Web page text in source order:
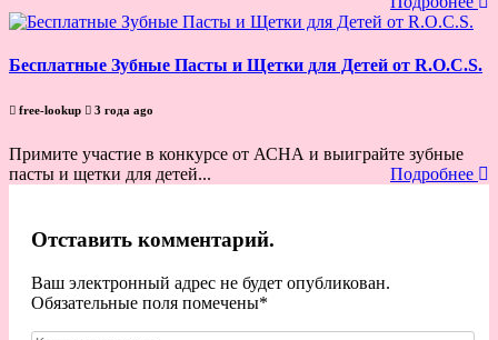
Бесплатные Зубные Пасты и Щетки для Детей от R.O.C.S.
free-lookup 3 года ago
Примите участие в конкурсе от АСНА и выиграйте зубные
пасты и щетки для детей...
Подробнее
Отставить комментарий.
Ваш электронный адрес не будет опубликован.
Обязательные поля помечены*